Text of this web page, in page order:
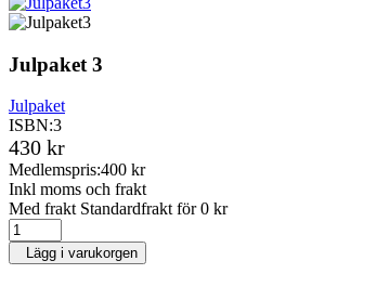
Julpaket 3
Julpaket
ISBN:3
430 kr
Medlemspris:400 kr
Inkl moms och frakt
Med frakt Standardfrakt för 0 kr
Lägg i varukorgen